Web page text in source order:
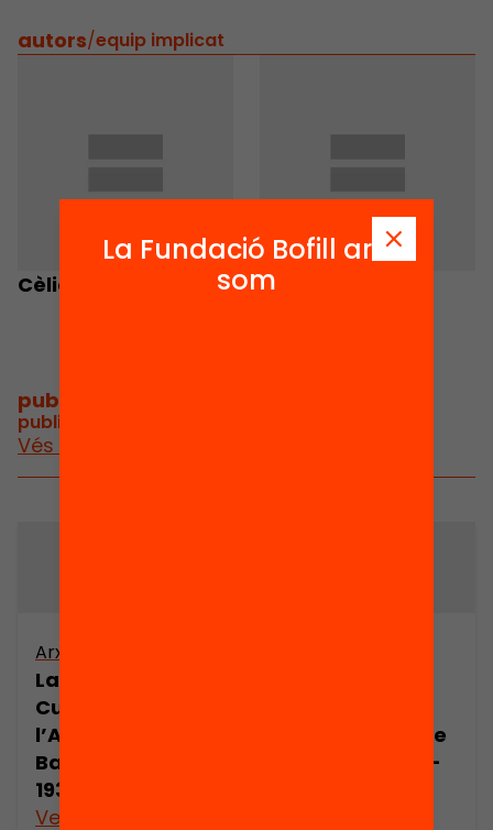
autors/equip implicat
Cèlia Cañellas Juliá Rosa Toran
publicacions i vídeos
publicacions i vídeos relacionats
Vés a publicacions i vídeos
Arxiu
La Comissió de
Cultura de
l’Ajuntament de
Barcelona 1916-
1936 (part 2)
Veure’n més
l’Ajuntament de
Barcelona 1916-
La Fundació Bofill ara
som